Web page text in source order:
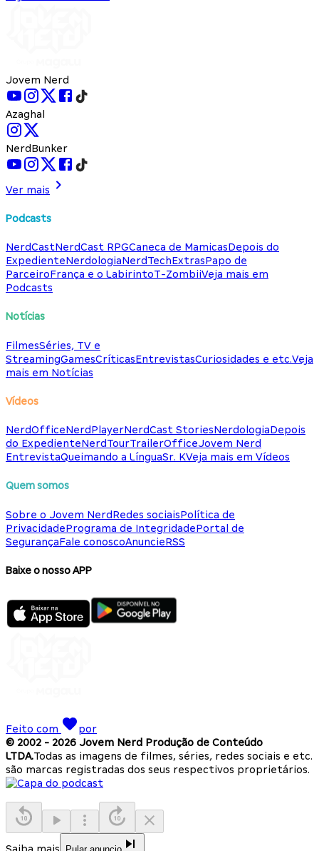
Jovem Nerd
Azaghal
NerdBunker
Ver mais
Podcasts
NerdCastNerdCast RPGCaneca de MamicasDepois do
ExpedienteNerdologiaNerdTechExtrasPapo de
ParceiroFrança e o LabirintoT-ZombiiVeja mais em
Podcasts
Notícias
FilmesSéries, TV e
StreamingGamesCríticasEntrevistasCuriosidades e etc.Veja
mais em Notícias
Vídeos
NerdOfficeNerdPlayerNerdCast StoriesNerdologiaDepois
do ExpedienteNerdTourTrailerOfficeJovem Nerd
EntrevistaQueimando a LínguaSr. KVeja mais em Vídeos
Quem somos
Sobre o Jovem NerdRedes sociaisPolítica de
PrivacidadePrograma de IntegridadePortal de
SegurançaFale conoscoAnuncieRSS
Baixe o nosso APP
Feito com
por
© 2002 - 2026 Jovem Nerd Produção de Conteúdo
LTDA.Todas as imagens de filmes, séries, redes sociais e etc.
são marcas registradas dos seus respectivos proprietários.